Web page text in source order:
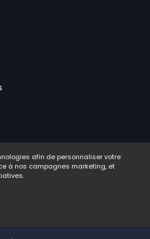
afin de personnaliser votre
à nos campagnes marketing, et